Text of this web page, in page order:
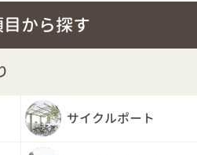
から探す
サイクルポート